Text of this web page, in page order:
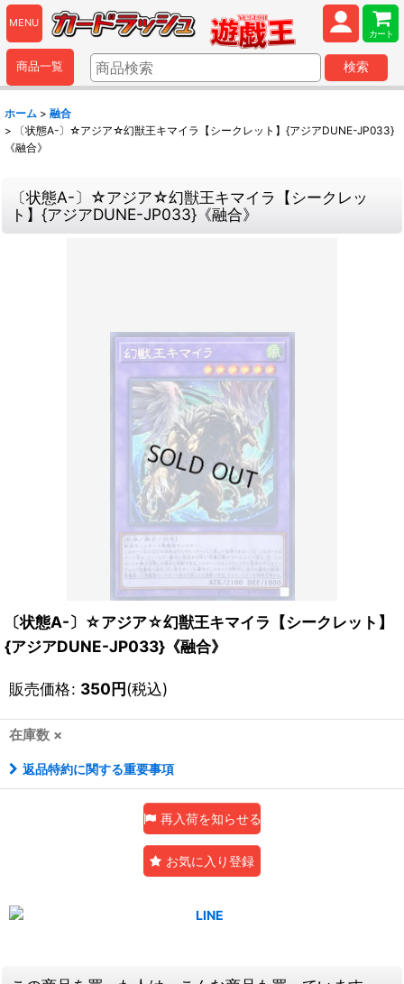
MENU
カート
商品一覧 検索
ホーム > 融合
>
〔状態A-〕☆アジア☆幻獣王キマイラ【シークレット】{アジアDUNE-JP033}
《融合》
〔状態A-〕☆アジア☆幻獣王キマイラ【シークレッ
ト】{アジアDUNE-JP033}《融合》
〔状態A-〕☆アジア☆幻獣王キマイラ【シークレット】
{アジアDUNE-JP033}《融合》
販売価格: 350円(税込)
在庫数 ×
返品特約に関する重要事項
再入荷を知らせる
お気に入り登録